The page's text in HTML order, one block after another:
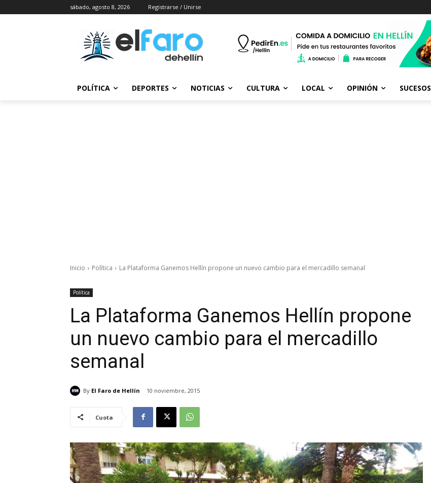
sábado, agosto 8, 2026 Registrarse / Unirse
POLÍTICA DEPORTES NOTICIAS CULTURA LOCAL OPINIÓN SUCESOS
Inicio Política La Plataforma Ganemos Hellín propone un nuevo cambio para el mercadillo semanal
Política
La Plataforma Ganemos Hellín propone
un nuevo cambio para el mercadillo
semanal
By El Faro de Hellín 10 noviembre, 2015
Cuota